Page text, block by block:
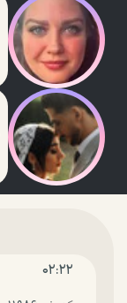
۰۲:۲۲